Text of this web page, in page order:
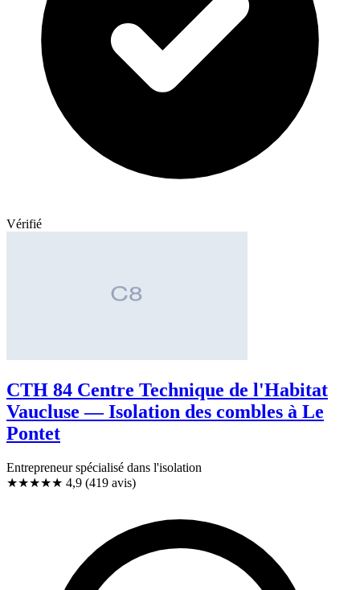
Vérifié
CTH 84 Centre Technique de l'Habitat
Vaucluse — Isolation des combles à Le
Pontet
Entrepreneur spécialisé dans l'isolation
★★★★★ 4,9 (419 avis)